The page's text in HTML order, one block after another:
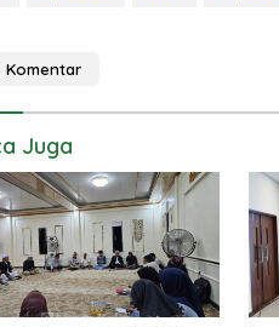
Komentar
Juga